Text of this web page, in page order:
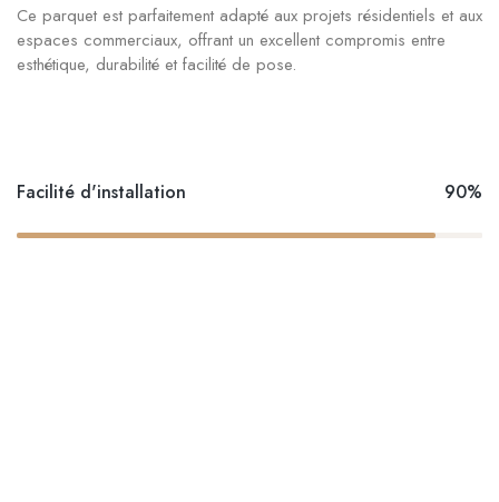
Ce parquet est parfaitement adapté aux projets résidentiels et aux
espaces commerciaux, offrant un excellent compromis entre
esthétique, durabilité et facilité de pose.
Facilité d'installation 90%